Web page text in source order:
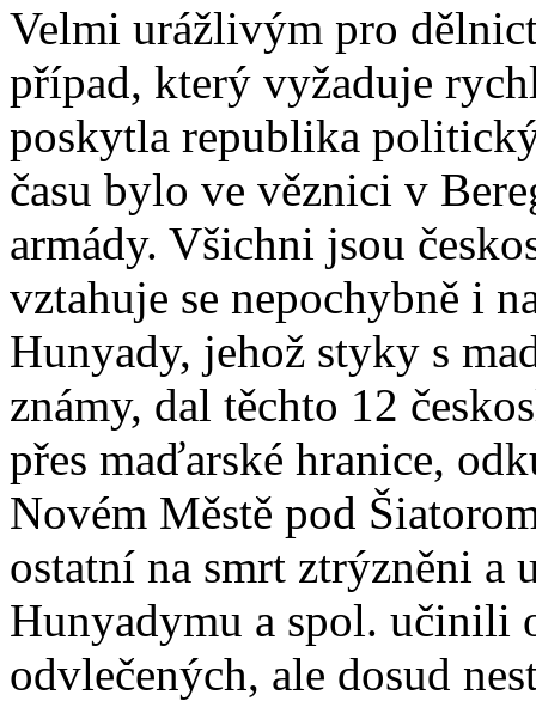
Velmi urážlivým pro
případ, který vyžaduje
poskytla republika
času bylo ve věznici v
armády. Všichni jsou
vztahuje se nepochybně i
Hunyady, jehož styky s
známy, dal těchto 12
přes maďarské hranice,
Novém Městě pod
ostatní na smrt ztrýzněni a
Hunyadymu a spol. učinili
odvlečených, ale dosud